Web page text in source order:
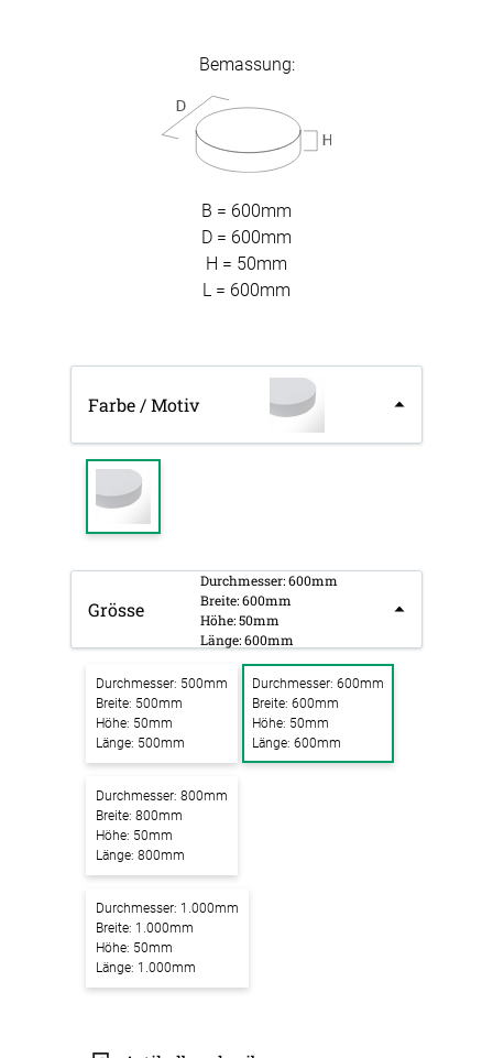
Bemassung:
B = 600mm
D = 600mm
H = 50mm
L = 600mm
Farbe / Motiv
Grösse
Durchmesser: 600mm
Breite: 600mm
Höhe: 50mm
Länge: 600mm
Durchmesser: 500mm
Breite: 500mm
Höhe: 50mm
Länge: 500mm
Durchmesser: 600mm
Breite: 600mm
Höhe: 50mm
Länge: 600mm
Durchmesser: 800mm
Breite: 800mm
Höhe: 50mm
Länge: 800mm
Durchmesser: 1.000mm
Breite: 1.000mm
Höhe: 50mm
Länge: 1.000mm